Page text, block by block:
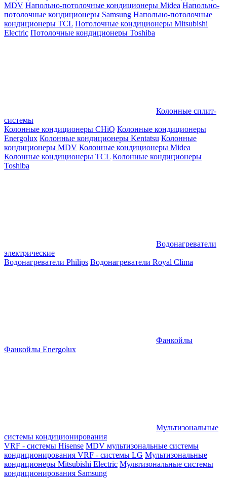
MDV Напольно-потолочные кондиционеры Midea Напольно-
потолочные кондиционеры Samsung Напольно-потолочные
кондиционеры TCL Потолочные кондиционеры Mitsubishi
Electric Потолочные кондиционеры Toshiba
Колонные сплит-
системы
Колонные кондиционеры CHiQ Колонные кондиционеры
Energolux Колонные кондиционеры Kentatsu Колонные
кондиционеры MDV Колонные кондиционеры Midea
Колонные кондиционеры TCL Колонные кондиционеры
Toshiba
Водонагреватели
электрические
Водонагреватели Philips Водонагреватели Royal Clima
Фанкойлы
Фанкойлы Energolux
Мультизональные
системы кондиционирования
VRF - системы Hisense MDV мультизональные системы
кондиционирования VRF - системы LG Мультизональные
кондиционеры Mitsubishi Electric Мультизональные системы
кондиционирования Samsung